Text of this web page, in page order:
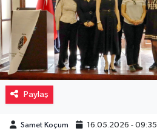
Paylaş
Samet Koçum 16.05.2026 - 09:35
Müzik
Piyasa
Resmi İlanlar
Sağlık